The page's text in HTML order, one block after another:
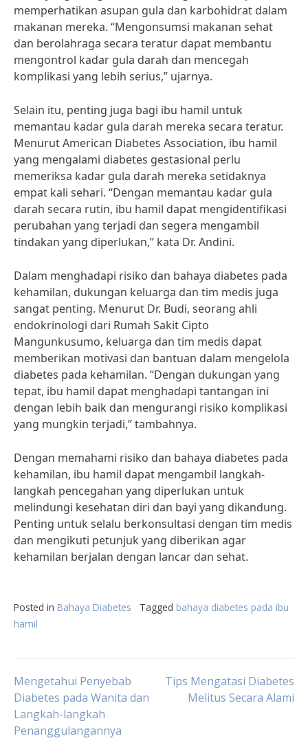
memperhatikan asupan gula dan karbohidrat dalam
makanan mereka. “Mengonsumsi makanan sehat
dan berolahraga secara teratur dapat membantu
mengontrol kadar gula darah dan mencegah
komplikasi yang lebih serius,” ujarnya.
Selain itu, penting juga bagi ibu hamil untuk
memantau kadar gula darah mereka secara teratur.
Menurut American Diabetes Association, ibu hamil
yang mengalami diabetes gestasional perlu
memeriksa kadar gula darah mereka setidaknya
empat kali sehari. “Dengan memantau kadar gula
darah secara rutin, ibu hamil dapat mengidentifikasi
perubahan yang terjadi dan segera mengambil
tindakan yang diperlukan,” kata Dr. Andini.
Dalam menghadapi risiko dan bahaya diabetes pada
kehamilan, dukungan keluarga dan tim medis juga
sangat penting. Menurut Dr. Budi, seorang ahli
endokrinologi dari Rumah Sakit Cipto
Mangunkusumo, keluarga dan tim medis dapat
memberikan motivasi dan bantuan dalam mengelola
diabetes pada kehamilan. “Dengan dukungan yang
tepat, ibu hamil dapat menghadapi tantangan ini
dengan lebih baik dan mengurangi risiko komplikasi
yang mungkin terjadi,” tambahnya.
Dengan memahami risiko dan bahaya diabetes pada
kehamilan, ibu hamil dapat mengambil langkah-
langkah pencegahan yang diperlukan untuk
melindungi kesehatan diri dan bayi yang dikandung.
Penting untuk selalu berkonsultasi dengan tim medis
dan mengikuti petunjuk yang diberikan agar
kehamilan berjalan dengan lancar dan sehat.
Posted in Bahaya Diabetes Tagged bahaya diabetes pada ibu
hamil
Post
navigation
Mengetahui Penyebab
Diabetes pada Wanita dan
Langkah-langkah
Penanggulangannya
Tips Mengatasi Diabetes
Melitus Secara Alami